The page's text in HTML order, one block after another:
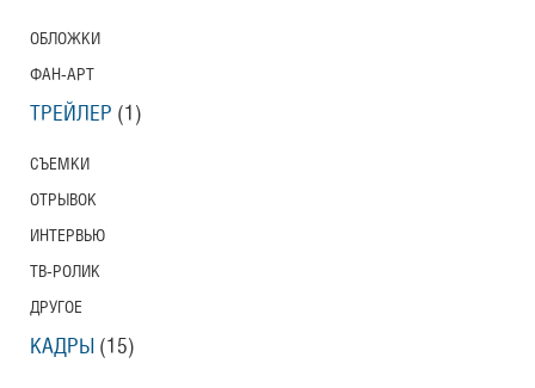
ОБЛОЖКИ
ФАН-АРТ
ТРЕЙЛЕР (1)
СЪЕМКИ
ОТРЫВОК
ИНТЕРВЬЮ
ТВ-РОЛИК
ДРУГОЕ
КАДРЫ (15)